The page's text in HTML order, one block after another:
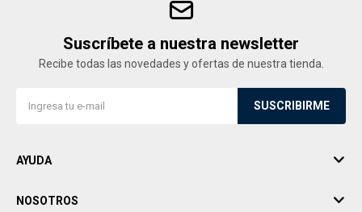
Suscríbete a nuestra newsletter
Recibe todas las novedades y ofertas de nuestra tienda.
SUSCRIBIRME
AYUDA
NOSOTROS